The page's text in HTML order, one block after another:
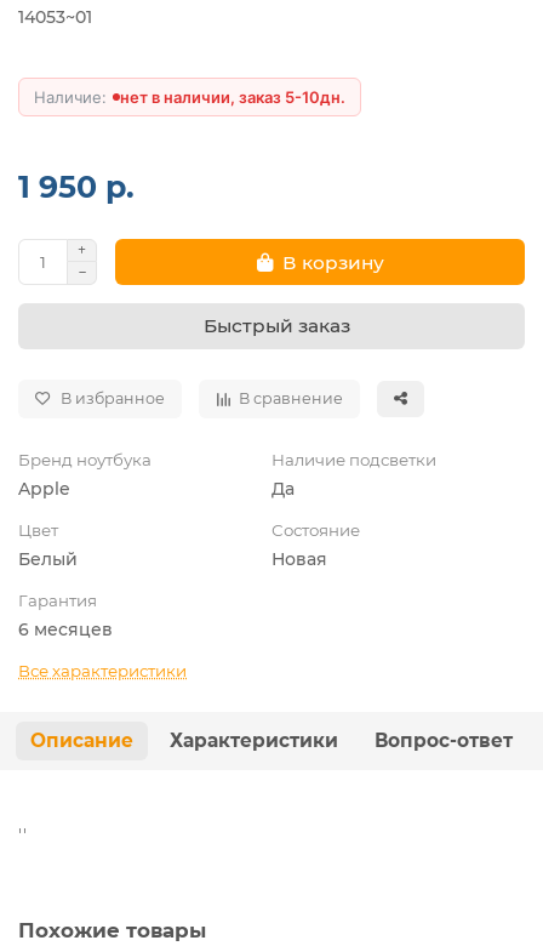
14053~01
нет в наличии, заказ 5-10дн.
1 950 р.
В корзину
Быстрый заказ
В избранное В сравнение
Бренд ноутбука
Apple
Наличие подсветки
Да
Цвет
Белый
Состояние
Новая
Гарантия
6 месяцев
Все характеристики
Описание Характеристики Вопрос-ответ
''
Похожие товары